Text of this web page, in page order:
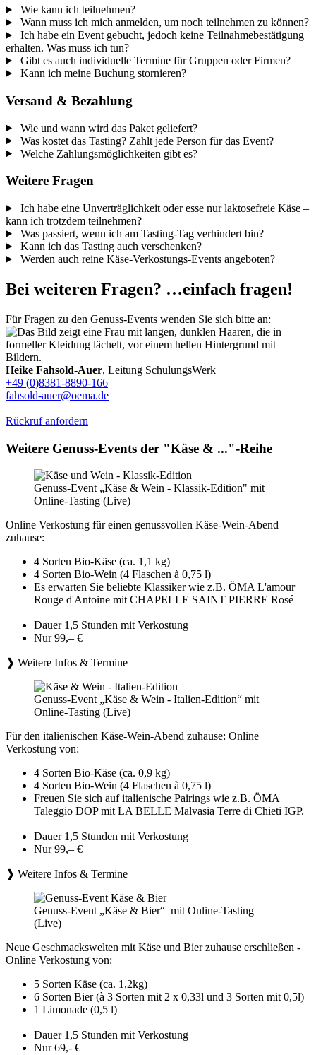
Wie kann ich teilnehmen?
Wann muss ich mich anmelden, um noch teilnehmen zu können?
Ich habe ein Event gebucht, jedoch keine Teilnahmebestätigung
erhalten. Was muss ich tun?
Gibt es auch individuelle Termine für Gruppen oder Firmen?
Kann ich meine Buchung stornieren?
Versand & Bezahlung
Wie und wann wird das Paket geliefert?
Was kostet das Tasting? Zahlt jede Person für das Event?
Welche Zahlungsmöglichkeiten gibt es?
Weitere Fragen
Ich habe eine Unverträglichkeit oder esse nur laktosefreie Käse –
kann ich trotzdem teilnehmen?
Was passiert, wenn ich am Tasting-Tag verhindert bin?
Kann ich das Tasting auch verschenken?
Werden auch reine Käse-Verkostungs-Events angeboten?
Bei weiteren Fragen? …einfach fragen!
Für Fragen zu den Genuss-Events wenden Sie sich bitte an:
Heike Fahsold-Auer, Leitung SchulungsWerk
+49 (0)8381-8890-166
fahsold-auer@oema.de
Rückruf anfordern
Weitere Genuss-Events der "Käse & ..."-Reihe
Genuss-Event „Käse & Wein - Klassik-Edition" mit
Online-Tasting (Live)
Online Verkostung für einen genussvollen Käse-Wein-Abend
zuhause:
4 Sorten Bio-Käse (ca. 1,1 kg)
4 Sorten Bio-Wein (4 Flaschen à 0,75 l)
Es erwarten Sie beliebte Klassiker wie z.B. ÖMA L'amour
Rouge d'Antoine mit CHAPELLE SAINT PIERRE Rosé
Dauer 1,5 Stunden mit Verkostung
Nur 99,– €
❱ Weitere Infos & Termine
Genuss-Event „Käse & Wein - Italien-Edition“ mit
Online-Tasting (Live)
Für den italienischen Käse-Wein-Abend zuhause: Online
Verkostung von:
4 Sorten Bio-Käse (ca. 0,9 kg)
4 Sorten Bio-Wein (4 Flaschen à 0,75 l)
Freuen Sie sich auf italienische Pairings wie z.B. ÖMA
Taleggio DOP mit LA BELLE Malvasia Terre di Chieti IGP.
Dauer 1,5 Stunden mit Verkostung
Nur 99,– €
❱ Weitere Infos & Termine
Genuss-Event „Käse & Bier“ mit Online-Tasting
(Live)
Neue Geschmackswelten mit Käse und Bier zuhause erschließen -
Online Verkostung von:
5 Sorten Käse (ca. 1,2kg)
6 Sorten Bier (à 3 Sorten mit 2 x 0,33l und 3 Sorten mit 0,5l)
1 Limonade (0,5 l)
Dauer 1,5 Stunden mit Verkostung
Nur 69,- €